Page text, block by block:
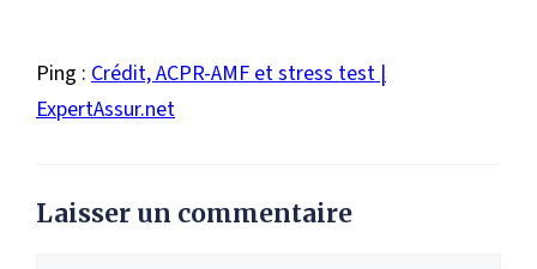
Ping : Crédit, ACPR-AMF et stress test |
ExpertAssur.net
Laisser un commentaire